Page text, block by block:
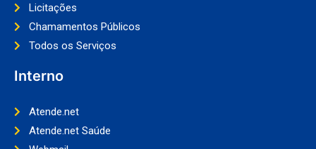
Licitações
Chamamentos Públicos
Todos os Serviços
Interno
Atende.net
Atende.net Saúde